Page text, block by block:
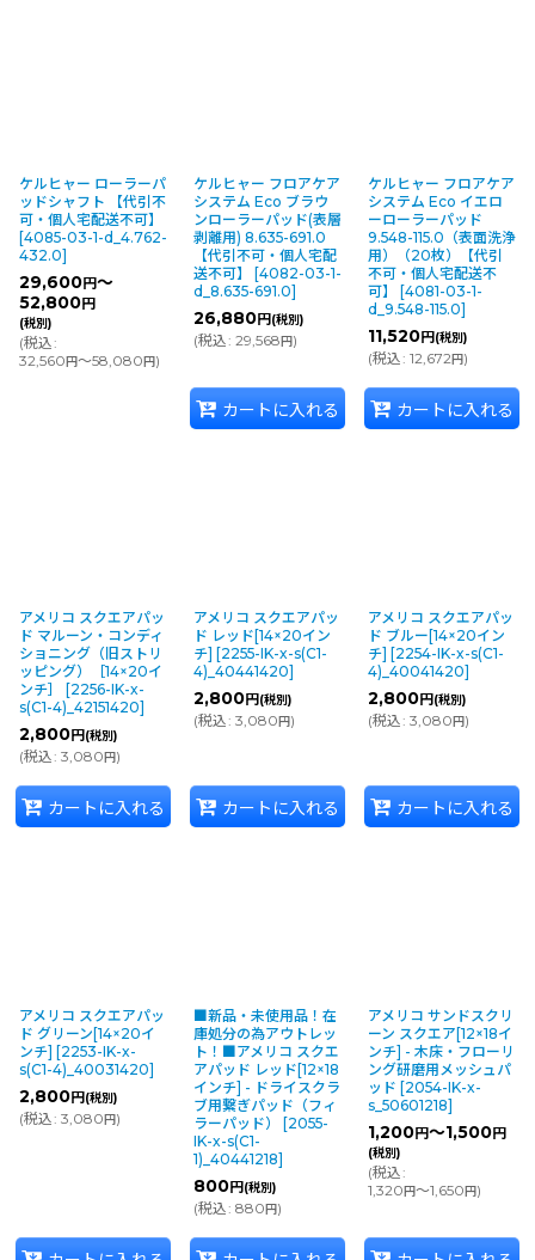
バーニッシャー、バフィング用パッドはこちら
ケルヒャー ローラーパ
ッドシャフト 【代引不
可・個人宅配送不可】
[4085-03-1-d_4.762-
432.0]
29,600円～
52,800円
(税別)
(税込:
32,560 円～58,080 円)
ケルヒャー フロアケア
システム Eco ブラウ
ンローラーパッド(表層
剥離用) 8.635-691.0
【代引不可・個人宅配
送不可】
[4082-03-1-
d_8.635-691.0]
26,880円 (税別)
(税込: 29,568 円)
カートに入れる
ケルヒャー フロアケア
システム Eco イエロ
ーローラーパッド
9.548-115.0（表面洗浄
用）（20枚）【代引
不可・個人宅配送不
可】
[4081-03-1-
d_9.548-115.0]
11,520円 (税別)
(税込: 12,672円)
カートに入れる
アメリコ スクエアパッ
ド マルーン・コンディ
ショニング（旧ストリ
ッピング）［14×20イ
ンチ］
[2256-IK-x-
s(C1-4)_42151420]
2,800円 (税別)
(税込: 3,080 円)
カートに入れる
アメリコ スクエアパッ
ド レッド[14×20イン
チ] [2255-IK-x-s(C1-
4)_40441420]
2,800円 (税別)
(税込: 3,080 円)
カートに入れる
アメリコ スクエアパッ
ド ブルー[14×20イン
チ] [2254-IK-x-s(C1-
4)_40041420]
2,800円 (税別)
(税込: 3,080 円)
カートに入れる
アメリコ スクエアパッ
ド グリーン[14×20イ
ンチ] [2253-IK-x-
s(C1-4)_40031420]
2,800円 (税別)
(税込: 3,080 円)
■新品・未使用品！在
庫処分の為アウトレッ
ト！■アメリコ スクエ
アパッド レッド[12×18
インチ] - ドライスクラ
ブ用繋ぎパッド（フィ
ラーパッド）
[2055-
IK-x-s(C1-
1)_40441218]
800円 (税別)
(税込: 880 円)
アメリコ サンドスクリ
ーン スクエア[12×18イ
ンチ] - 木床・フローリ
ング研磨用メッシュパ
ッド [2054-IK-x-
s_50601218]
1,200円～1,500円
(税別)
(税込:
1,320 円～1,650 円)